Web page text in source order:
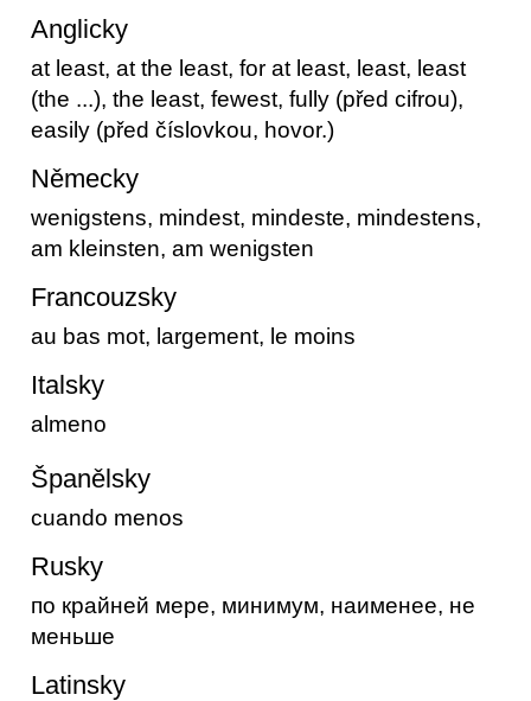
Anglicky
at least, at the least, for at least, least, least
(the ...), the least, fewest, fully (před cifrou),
easily (před číslovkou, hovor.)
Německy
wenigstens, mindest, mindeste, mindestens,
am kleinsten, am wenigsten
Francouzsky
au bas mot, largement, le moins
Italsky
almeno
Španělsky
cuando menos
Rusky
по крайней мере, минимум, наименее, не
меньше
Latinsky